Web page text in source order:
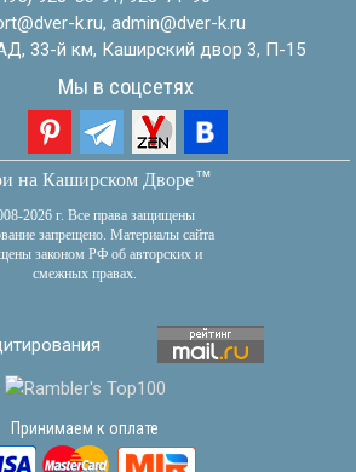
k.ru, admin@dver-k.ru
33-й км, Каширский двор 3, П-15
Мы в соцсетях
на Каширском Дворетм
2026 г. Все права защищены
запрещено. Материалы сайта
законом РФ об авторских и
смежных правах.
Принимаем к оплате